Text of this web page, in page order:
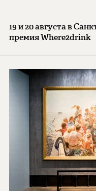
19 и 20 августа в
премия Where2drink